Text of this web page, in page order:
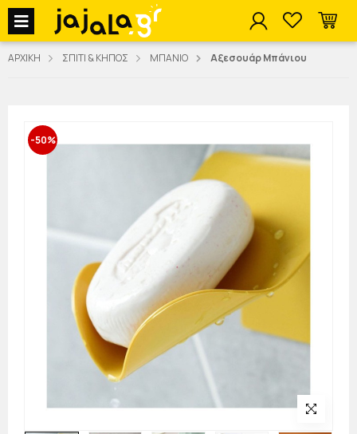
jajala Menu
ΑΡΧΙΚΗ ΣΠΙΤΙ & ΚΗΠΟΣ ΜΠΑΝΙΟ Αξεσουάρ Μπάνιου
-50%